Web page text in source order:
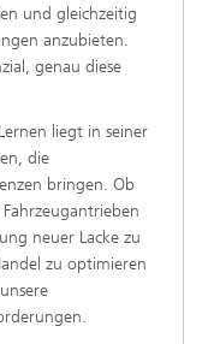
und gleichzeitig
anzubieten.
genau diese
liegt in seiner
die
bringen. Ob
neuer Lacke zu
zu optimieren